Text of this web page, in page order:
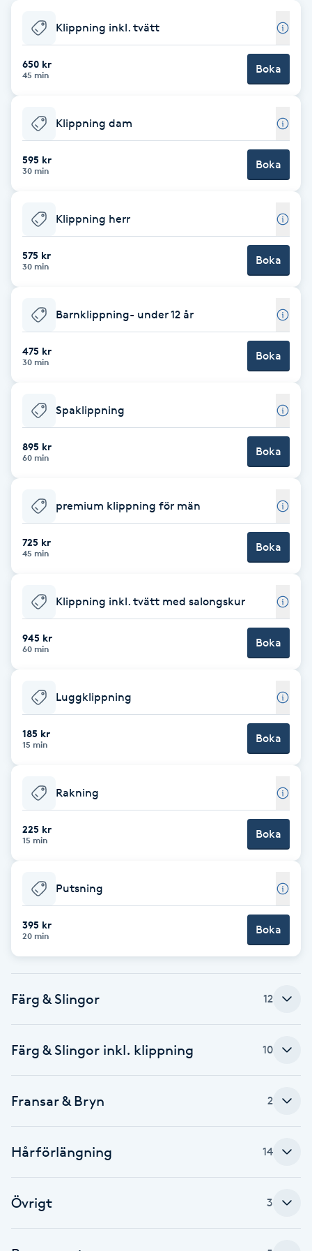
Babylights
Balayage
Barber
BIAB
Blowout
Brynfärgning
Brynplockning
Bröllopsuppsättning
C
Celluliter
Coachning
Diamantslipning
Extensions
Extensions borttagning
Eyeliner-tatuering
F
Face framing
Fettreducering
Fibromassage
Fotmassage
Klippning inkl. tvätt
650 kr
45 min Boka
Klippning dam
595 kr
30 min Boka
Klippning herr
575 kr
30 min Boka
Barnklippning- under 12 år
475 kr
30 min Boka
Spaklippning
895 kr
60 min Boka
premium klippning för män
725 kr
45 min Boka
Klippning inkl. tvätt med salongskur
945 kr
60 min Boka
Luggklippning
185 kr
15 min Boka
Rakning
225 kr
15 min Boka
Putsning
395 kr
20 min Boka
Färg & Slingor 12
Färg & Slingor inkl. klippning 10
Fransar & Bryn 2
Hårförlängning 14
Övrigt 3